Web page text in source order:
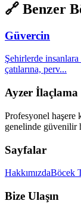
🔗 Benzer
Güvercin
Şehirlerde
çatılarına, perv...
Ayzer İlaçlama
Profesyonel
genelinde güvenilir
Sayfalar
HakkımızdaBöcek
Bize Ulaşın